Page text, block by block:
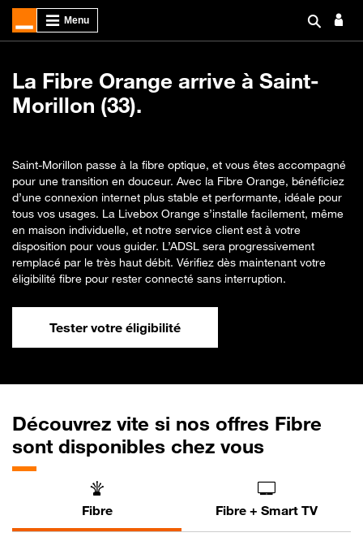
La Fibre Orange arrive à Saint-
Morillon (33).
Saint-Morillon passe à la fibre optique, et vous êtes accompagné
pour une transition en douceur. Avec la Fibre Orange, bénéficiez
d’une connexion internet plus stable et performante, idéale pour
tous vos usages. La Livebox Orange s’installe facilement, même
en maison individuelle, et notre service client est à votre
disposition pour vous guider. L’ADSL sera progressivement
remplacé par le très haut débit. Vérifiez dès maintenant votre
éligibilité fibre pour rester connecté sans interruption.
Tester votre éligibilité
Découvrez vite si nos offres Fibre
sont disponibles chez vous
Fibre Fibre + Smart TV